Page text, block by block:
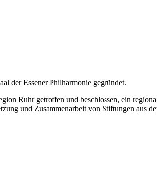
der Essener Philharmonie gegründet.
Ruhr getroffen und beschlossen, ein
und Zusammenarbeit von Stiftungen aus